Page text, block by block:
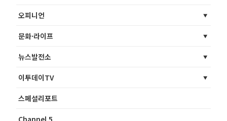
오피니언
문화·라이프
뉴스발전소
이투데이TV
스페셜리포트
Channel 5